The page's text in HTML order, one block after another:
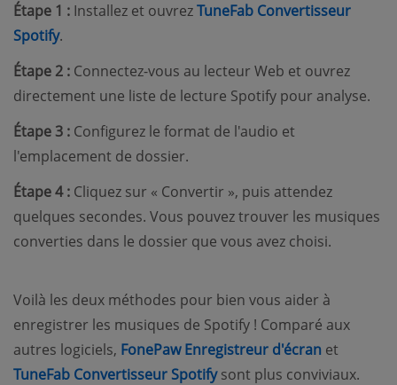
Étape 1 : Installez et ouvrezTuneFab Convertisseur
Spotify.
Étape 2 : Connectez-vous au lecteur Web et ouvrez
directement une liste de lecture Spotify pour analyse.
Étape 3 : Configurez le format de l'audio et
l'emplacement de dossier.
Étape 4 : Cliquez sur « Convertir », puis attendez
quelques secondes. Vous pouvez trouver les musiques
converties dans le dossier que vous avez choisi.
Voilà les deux méthodes pour bien vous aider à
enregistrer les musiques de Spotify ! Comparé aux
autres logiciels, FonePaw Enregistreur d'écran (opens
et
TuneFab Convertisseur Spotifysont plus conviviaux.